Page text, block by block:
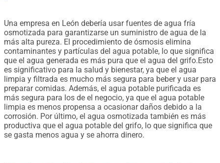
Una empresa en León debería usar fuentes de agua fría
osmotizada para garantizarse un suministro de agua de la
más alta pureza. El procedimiento de ósmosis elimina
contaminantes y partículas del agua potable, lo que significa
que el agua generada es más pura que el agua del grifo.Esto
es significativo para la salud y bienestar, ya que el agua
limpia y filtrada es mucho más segura para beber y usar para
preparar comidas. Además, el agua potable purificada es
más segura para los de el negocio, ya que el agua potable
limpia es menos propensa a ocasionar daños debido a la
corrosión. Por último, el agua osmotizada también es más
productiva que el agua potable del grifo, lo que significa que
se gasta menos agua y se ahorra dinero.